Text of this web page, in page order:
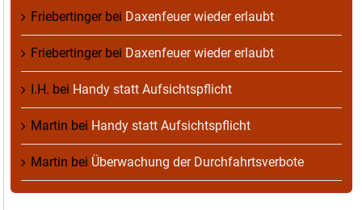
Friebertingerbei Daxenfeuer wieder erlaubt
Friebertingerbei Daxenfeuer wieder erlaubt
I.H. bei Handy statt Aufsichtspflicht
Martin bei Handy statt Aufsichtspflicht
Martin bei Überwachung der Durchfahrtsverbote